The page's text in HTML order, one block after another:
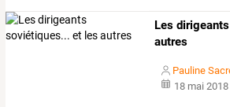
Les
autres
Pauline
18 mai 2018